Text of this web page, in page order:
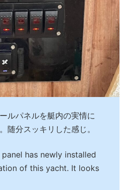
ルパネルを艇内の実情に
随分スッキリした感じ。
has newly installed
of this yacht. It looks